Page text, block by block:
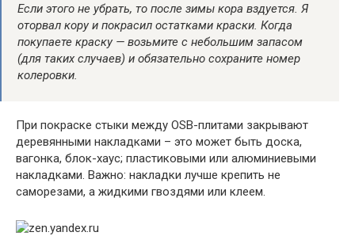
Если этого не убрать, то после зимы кора вздуется. Я
оторвал кору и покрасил остатками краски. Когда
покупаете краску — возьмите с небольшим запасом
(для таких случаев) и обязательно сохраните номер
колеровки.
При покраске стыки между OSB-плитами закрывают
деревянными накладками – это может быть доска,
вагонка, блок-хаус; пластиковыми или алюминиевыми
накладками. Важно: накладки лучше крепить не
саморезами, а жидкими гвоздями или клеем.